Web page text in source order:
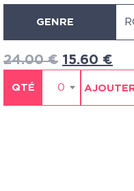
GENRE
24.00€ 15.60 €
QTÉ 0